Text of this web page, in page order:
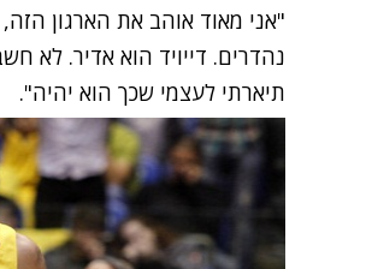
"אני מאוד אוהב את הארגון
נהדרים. דייויד הוא אדיר. לא
תיארתי לעצמי שכך הוא יהיה".